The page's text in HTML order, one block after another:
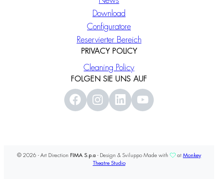
Download
Configuratore
Reservierter Bereich
PRIVACY POLICY
Cleaning Policy
FOLGEN SIE UNS AUF
© 2026 - Art Direction FIMA S.p.a - Design & Sviluppo Made with at Monkey
Theatre Studio